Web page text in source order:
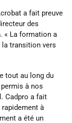
a fait preuve
des
« La formation a
transition vers
tout au long du
à nos
Cadpro a fait
rapidement à
a été un